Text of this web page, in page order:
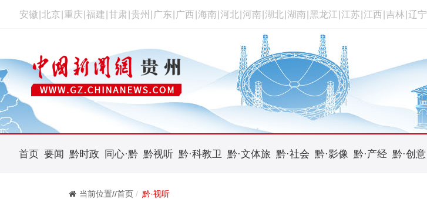
安徽 北京 重庆 福建 甘肃 贵州 广东 广西 海南 河北 河南 湖北 湖南 黑龙江 江苏 江西 吉林 辽宁
首页 要闻 黔时政 同心·黔 黔视听 黔·科教卫 黔·文体旅 黔·社会 黔·影像 黔·产经 黔·创意
当前位置//首页 黔·视听